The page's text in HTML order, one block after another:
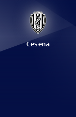
Cesena